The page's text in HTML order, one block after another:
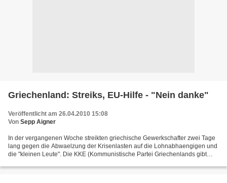
Griechenland: Streiks, EU-Hilfe - "Nein danke"
Veröffentlicht am 26.04.2010 15:08
Von Sepp Aigner
In der vergangenen Woche streikten griechische Gewerkschafter zwei Tage
lang gegen die Abwaelzung der Krisenlasten auf die Lohnabhaengigen und
die "kleinen Leute". Die KKE (Kommunistische Partei Griechenlands gibt